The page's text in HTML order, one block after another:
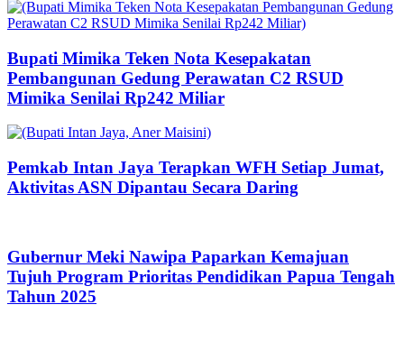
Bupati Mimika Teken Nota Kesepakatan
Pembangunan Gedung Perawatan C2 RSUD
Mimika Senilai Rp242 Miliar
Pemkab Intan Jaya Terapkan WFH Setiap Jumat,
Aktivitas ASN Dipantau Secara Daring
Gubernur Meki Nawipa Paparkan Kemajuan
Tujuh Program Prioritas Pendidikan Papua Tengah
Tahun 2025